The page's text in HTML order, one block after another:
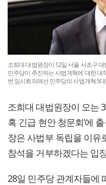
조희대 대법원장이 12일 서울 서초구
민주당이 추진하는 사법개혁에 대한 대
번 임시회의에선 민주당의 사법개혁 5
조희대 대법원장이 오는
혹 긴급 현안 청문회’에
장은 사법부 독립을 이유
참석을 거부하겠다는 입
28일 민주당 관계자들에